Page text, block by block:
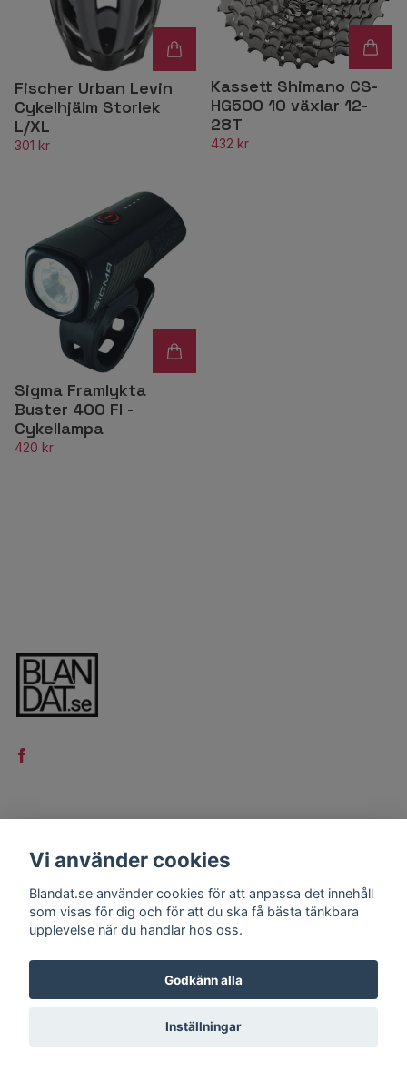
Fischer Urban Levin
Cykelhjälm Storlek
L/XL
301 kr
Kassett Shimano CS-
HG500 10 växlar 12-
28T
432 kr
Sigma Framlykta
Buster 400 Fl -
Cykellampa
420 kr
Kontakt
Köpvillkor
© 2026 Blandat.se
Vi använder cookies
Blandat.se använder cookies för att anpassa det innehåll
som visas för dig och för att du ska få bästa tänkbara
upplevelse när du handlar hos oss.
Godkänn alla
Inställningar